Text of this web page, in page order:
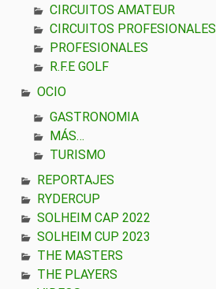
CIRCUITOS AMATEUR
CIRCUITOS PROFESIONALES
PROFESIONALES
R.F.E GOLF
OCIO
GASTRONOMIA
MÁS…
TURISMO
REPORTAJES
RYDERCUP
SOLHEIM CAP 2022
SOLHEIM CUP 2023
THE MASTERS
THE PLAYERS